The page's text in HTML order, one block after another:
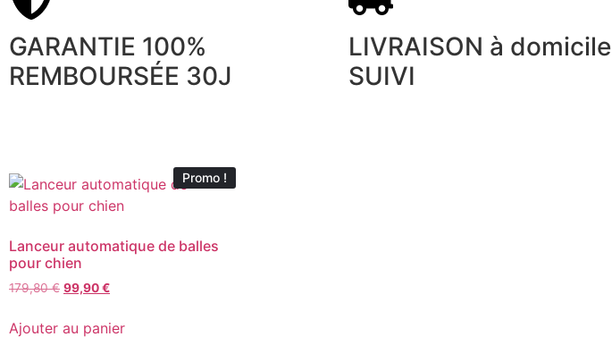
GARANTIE 100%
REMBOURSÉE 30J
LIVRAISON à domicile
SUIVI
Promo !
Lanceur automatique de balles
pour chien
179,80€ 99,90€
Ajouter au panier